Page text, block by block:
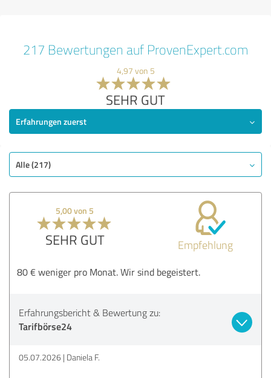
217 Bewertungen auf ProvenExpert.com
4,97 von 5
SEHR GUT
Erfahrungen zuerst
Alle (217)
5,00 von 5
SEHR GUT Empfehlung
80 € weniger pro Monat. Wir sind begeistert.
Erfahrungsbericht & Bewertung zu:
Tarifbörse24
05.07.2026 Daniela F.